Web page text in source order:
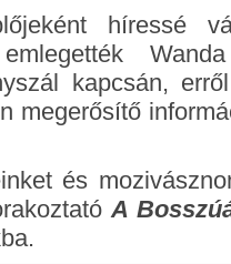
híressé
kapcsán,
megerősítő
és
A